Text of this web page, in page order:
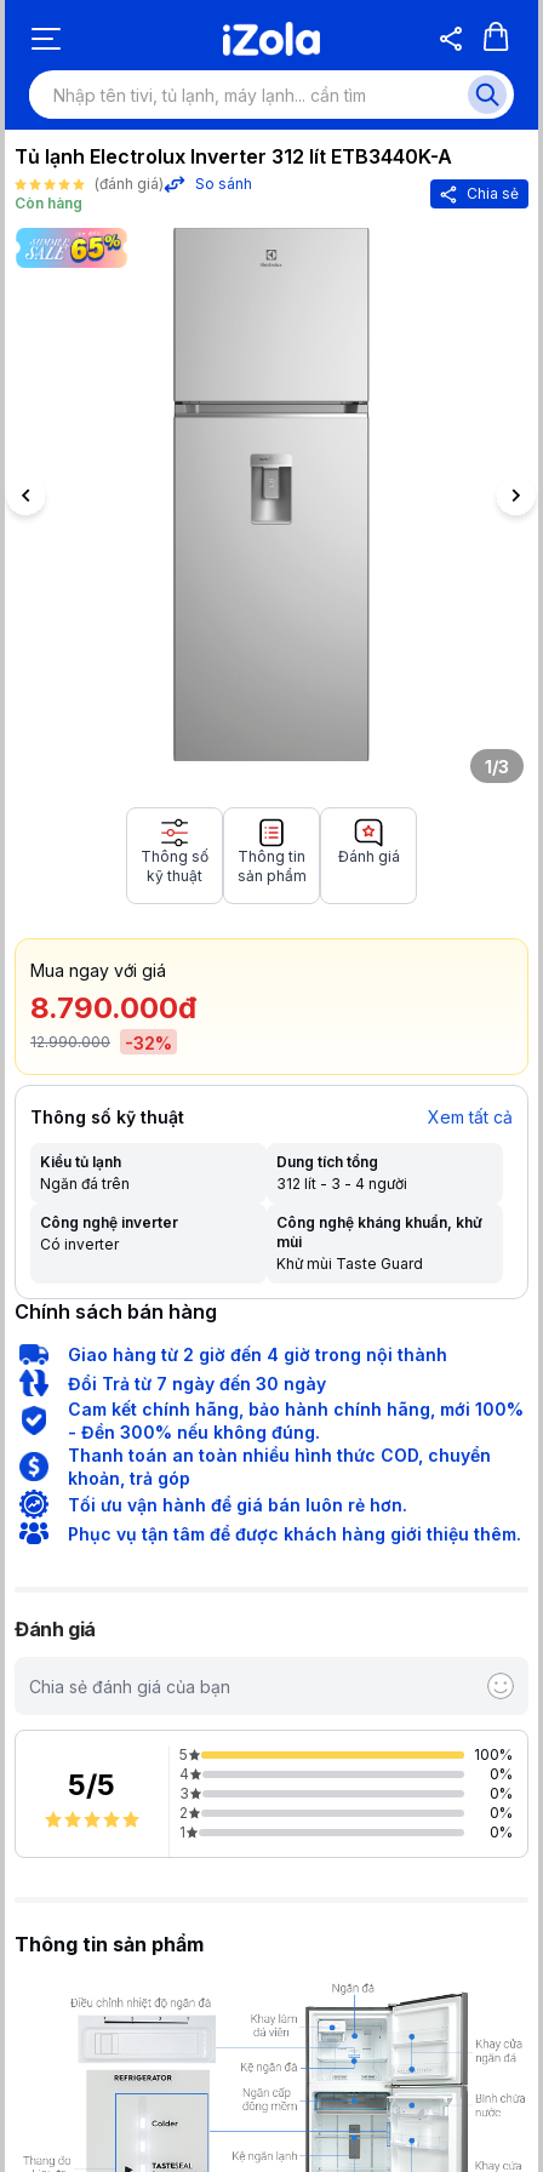
Tủ lạnh Electrolux Inverter 312 lít ETB3440K-A
(đánh giá)
So sánh
Còn hàng
Chia sẻ
1/3
Thông số
kỹ thuật
Thông tin
sản phẩm
Đánh giá
Mua ngay với giá
8.790.000đ
12.990.000 -32%
Thông số kỹ thuật Xem tất cả
Kiểu tủ lạnh
Ngăn đá trên
Dung tích tổng
312 lít - 3 - 4 người
Công nghệ inverter
Có inverter
Công nghệ kháng khuẩn, khử
mùi
Khử mùi Taste Guard
Chính sách bán hàng
Giao hàng từ 2 giờ đến 4 giờ trong nội thành
Đổi Trả từ 7 ngày đến 30 ngày
Cam kết chính hãng, bảo hành chính hãng, mới 100%
- Đền 300% nếu không đúng.
Thanh toán an toàn nhiều hình thức COD, chuyển
khoản, trả góp
Tối ưu vận hành để giá bán luôn rẻ hơn.
Phục vụ tận tâm để được khách hàng giới thiệu thêm.
Đánh giá
Chia sẻ đánh giá của bạn
5/5
5 100%
4
0%
3
0%
2
0%
1
0%
Thông tin sản phẩm